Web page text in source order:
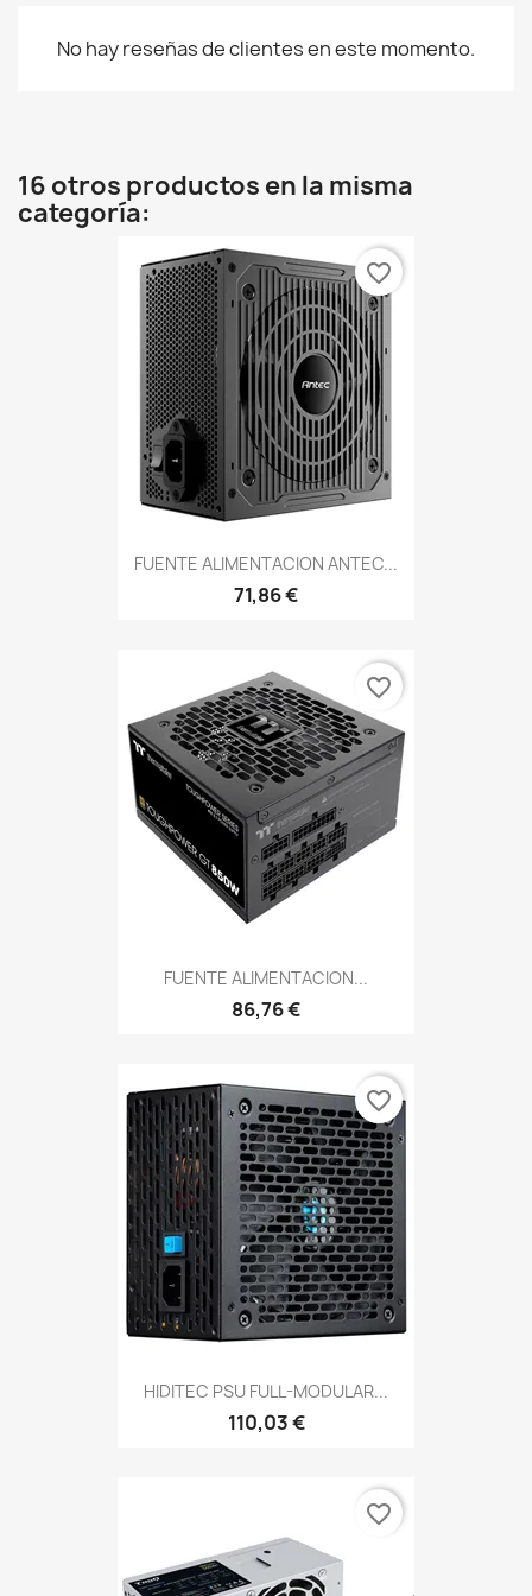
No hay reseñas de clientes en este momento.
16 otros productos en la misma
categoría:
FUENTE ALIMENTACION ANTEC...
71,86 €
favorite_border
FUENTE ALIMENTACION...
86,76 €
favorite_border
HIDITEC PSU FULL-MODULAR...
110,03 €
favorite_border
favorite_border